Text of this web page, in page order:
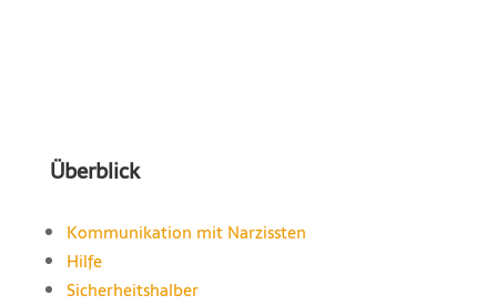
Überblick
Kommunikation mit Narzissten
Hilfe
Sicherheitshalber